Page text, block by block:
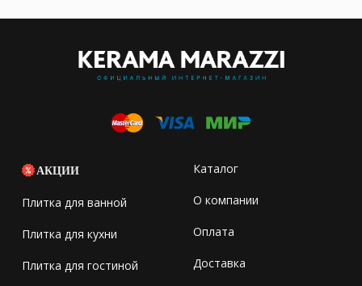
АКЦИИ
Плитка для ванной
Плитка для кухни
Плитка для гостиной
Каталог
О компании
Оплата
Доставка